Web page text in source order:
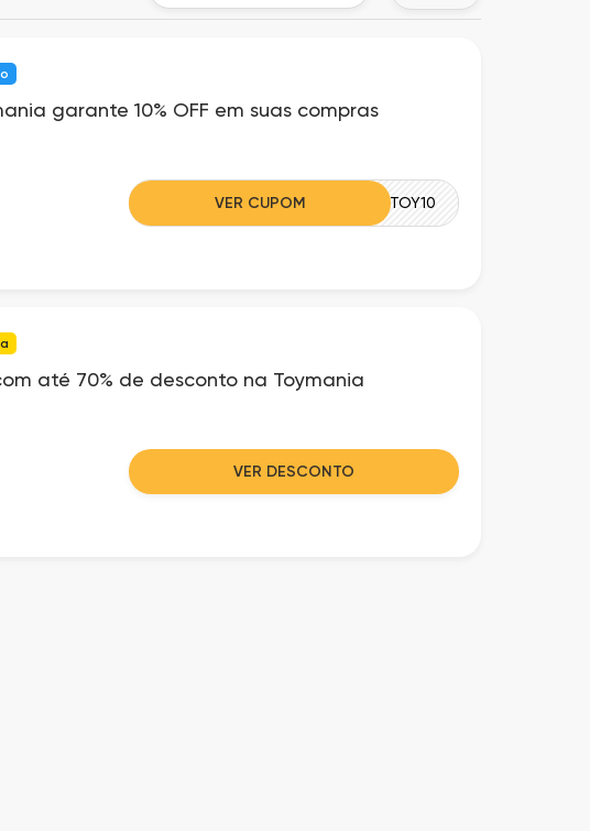
garante 10% OFF em suas compras
VER CUPOM TOY10
até 70% de desconto na Toymania
VER DESCONTO